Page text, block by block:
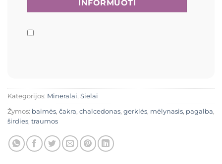
Kategorijos: Mineralai, Sielai
Žymos: baimės, čakra, chalcedonas, gerklės, mėlynasis, pagalba,
širdies, traumos